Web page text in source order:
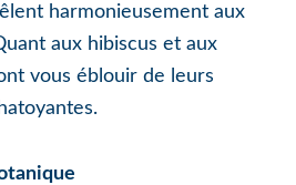
harmonieusement aux
aux hibiscus et aux
vous éblouir de leurs